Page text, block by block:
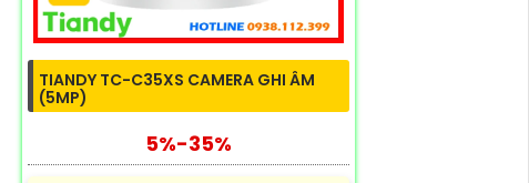
TIANDY TC-C35XS CAMERA GHI ÂM
(5MP)
5%-35%